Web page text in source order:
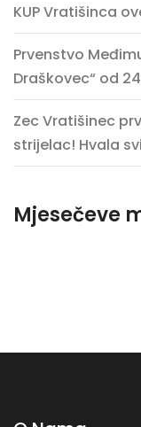
KUP Vratišinca
Prvenstvo
Draškovec“ od
Zec Vratišinec
strijelac! Hvala
Mjesečeve